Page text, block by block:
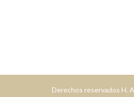
Derechos reservados H.